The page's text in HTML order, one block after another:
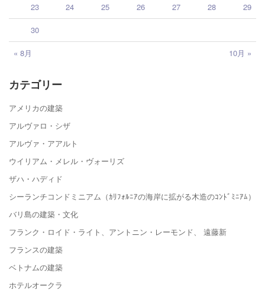
« 8月 10月 »
23 24 25 26 27 28 29
30
カテゴリー
アメリカの建築
アルヴァロ・シザ
アルヴァ・アアルト
ウイリアム・メレル・ヴォーリズ
ザハ・ハディド
シーランチコンドミニアム（ｶﾘﾌｫﾙﾆｱの海岸に拡がる木造のｺﾝﾄﾞﾐﾆｱﾑ）
バリ島の建築・文化
フランク・ロイド・ライト、アントニン・レーモンド、 遠藤新
フランスの建築
ベトナムの建築
ホテルオークラ